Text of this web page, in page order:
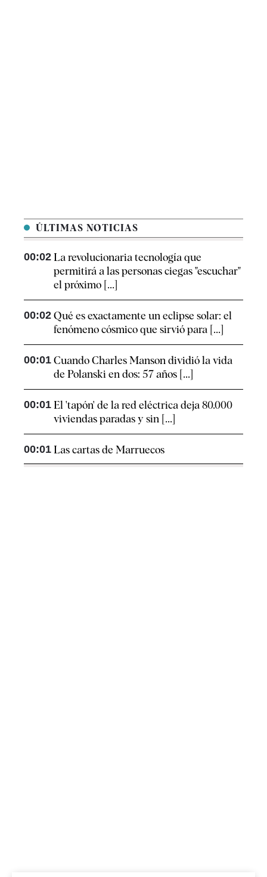
ÚLTIMAS NOTICIAS
00:02 La revolucionaria tecnología que
permitirá a las personas ciegas "escuchar"
el próximo [...]
00:02 Qué es exactamente un eclipse solar: el
fenómeno cósmico que sirvió para [...]
00:01 Cuando Charles Manson dividió la vida
de Polanski en dos: 57 años [...]
00:01 El 'tapón' de la red eléctrica deja 80.000
viviendas paradas y sin [...]
00:01 Las cartas de Marruecos